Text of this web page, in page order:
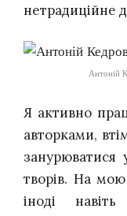
нетрадиційне
Антоній
Я активно
авторками,
занурюватися
творів. На
іноді